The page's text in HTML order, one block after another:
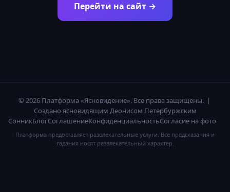
Перейти на сайт →
© 2026 Платформа «Ясновидение». Все права защищены. |
Создано ясновидящим Деонисом Петербуржским
СонникБлогСоглашениеКонфиденциальностьСогласие на фото
Платформа предоставляет развлекательные услуги. Все предсказания и
гадания носят развлекательный характер.